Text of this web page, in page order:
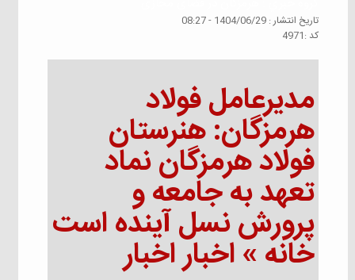
تاريخ انتشار : 1404/06/29 - 08:27
كد :4971
مدیرعامل فولاد
هرمزگان: هنرستان
فولاد هرمزگان نماد
تعهد به جامعه و
پرورش نسل آینده است
خانه » اخبار اخبار